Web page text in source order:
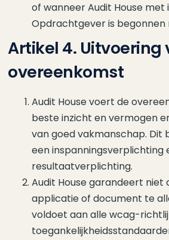
of wanneer Audit House
Opdrachtgever is begonnen
Artikel 4. Uitvoering
overeenkomst
Audit House voert de
beste inzicht en vermogen
van goed vakmanschap.
een inspanningsverplichting
resultaatverplichting.
Audit House garandeert niet
applicatie of document te
voldoet aan alle wcag-